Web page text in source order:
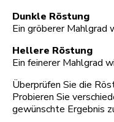
Dunkle Röstung
Ein gröberer Mahlgrad
Hellere Röstung
Ein feinerer Mahlgrad
Überprüfen Sie die
Probieren Sie
gewünschte Ergebnis